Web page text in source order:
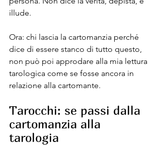
illude.
Ora: chi lascia la cartomanzia perché
dice di essere stanco di tutto questo,
non può poi approdare alla mia lettura
tarologica come se fosse ancora in
relazione alla cartomante.
Tarocchi: se passi dalla
cartomanzia alla
tarologia